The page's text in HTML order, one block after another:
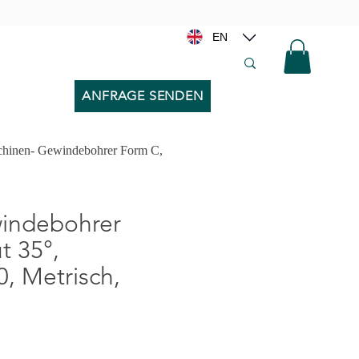
EN
ANFRAGE SENDEN
Filiere per Diametro x Passo >>
Gewindebohrer Form C,
35°,
Metrisch,